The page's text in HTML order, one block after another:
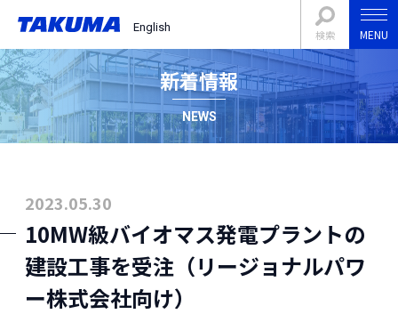
English
検索 MENU
新着情報
NEWS
2023.05.30
10MW級バイオマス発電プラントの
建設工事を受注（リージョナルパワ
ー株式会社向け）